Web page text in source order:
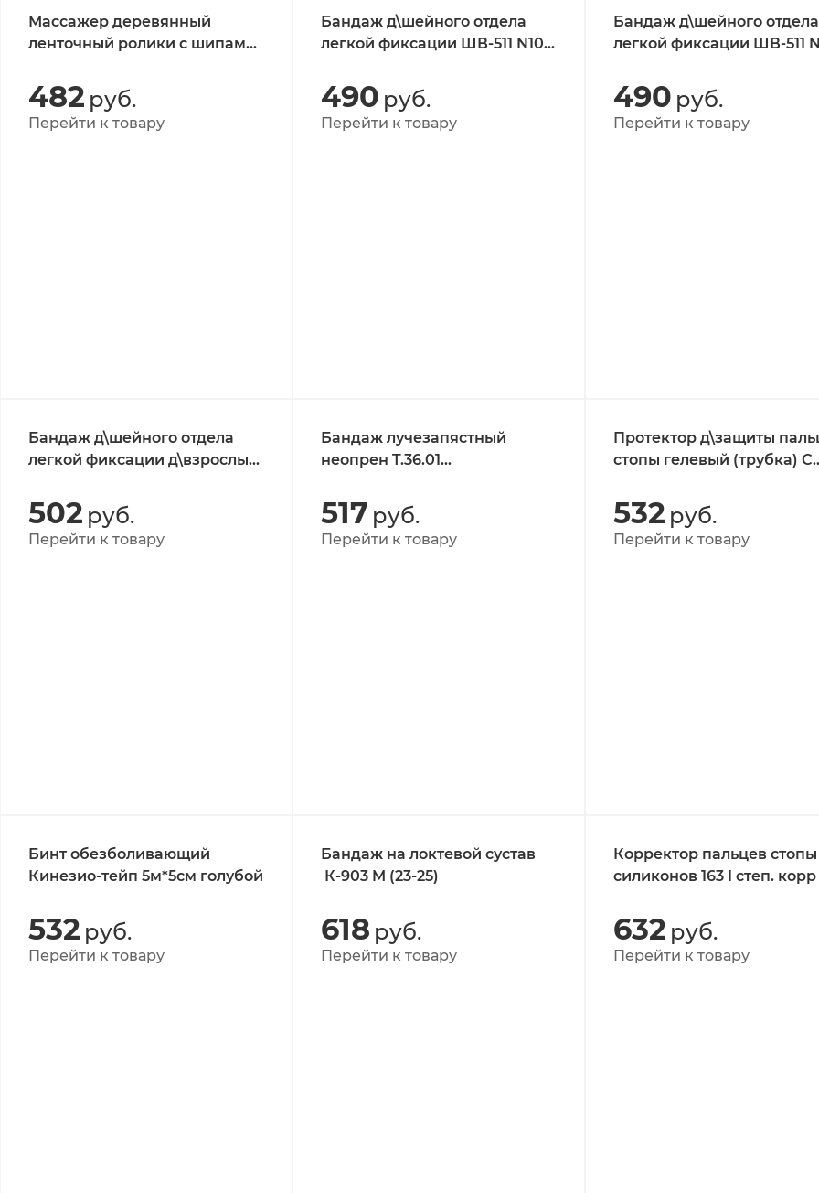
Массажер деревянный
ленточный ролики с шипами
482 руб.
Перейти к товару
Бандаж д\шейного отдела
легкой фиксации ШВ-511 N10
490 руб.
Перейти к товару
Бандаж д\шейного отдела
легкой фиксации ШВ-511
490 руб.
Перейти к товару
Бандаж д\шейного отдела
легкой фиксации д\взрослых
502 руб.
Перейти к товару
Бандаж лучезапястный
неопрен T.36.01
517 руб.
Перейти к товару
Протектор д\защиты
стопы гелевый (трубка) С
532 руб.
Перейти к товару
Бинт обезболивающий
Кинезио-тейп 5м*5см голубой
532 руб.
Перейти к товару
Бандаж на локтевой сустав
К-903 M (23-25)
618 руб.
Перейти к товару
Корректор пальцев стопы
силиконов 163 I степ. корр
632 руб.
Перейти к товару